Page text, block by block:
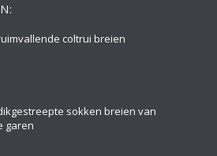
coltrui breien
sokken breien van
garen